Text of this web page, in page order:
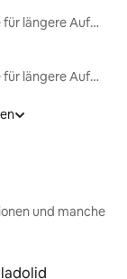
Unterkünfte für längere Aufenthalte
Unterkünfte für längere Aufenthalte
und manche